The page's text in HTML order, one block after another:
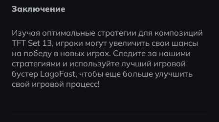
Заключение
Изучая оптимальные стратегии для композиций
TFT Set 13, игроки могут увеличить свои шансы
на победу в новых играх. Следите за нашими
стратегиями и используйте лучший игровой
бустер LagoFast, чтобы еще больше улучшить
свой игровой процесс!